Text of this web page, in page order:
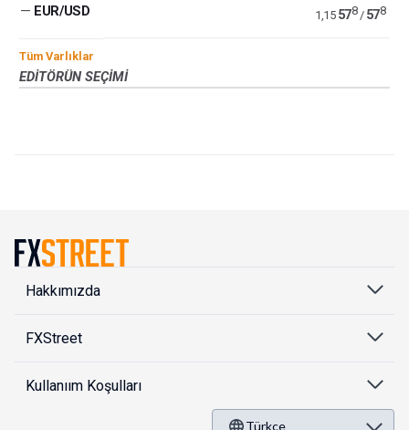
— EUR/USD 1,15 578/ 578
Tüm Varlıklar
EDITÖRÜN SEÇIMI
Hakkımızda
FXStreet
Kullanıım Koşulları
Türkçe